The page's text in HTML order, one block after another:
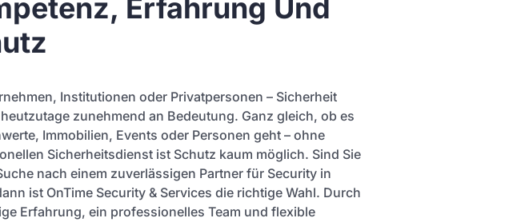
Erfahrung Und
Institutionen oder Privatpersonen – Sicherheit
zunehmend an Bedeutung. Ganz gleich, ob es
Immobilien, Events oder Personen geht – ohne
Sicherheitsdienst ist Schutz kaum möglich. Sind Sie
nach einem zuverlässigen Partner für Security in
ist OnTime Security & Services die richtige Wahl. Durch
Erfahrung, ein professionelles Team und flexible